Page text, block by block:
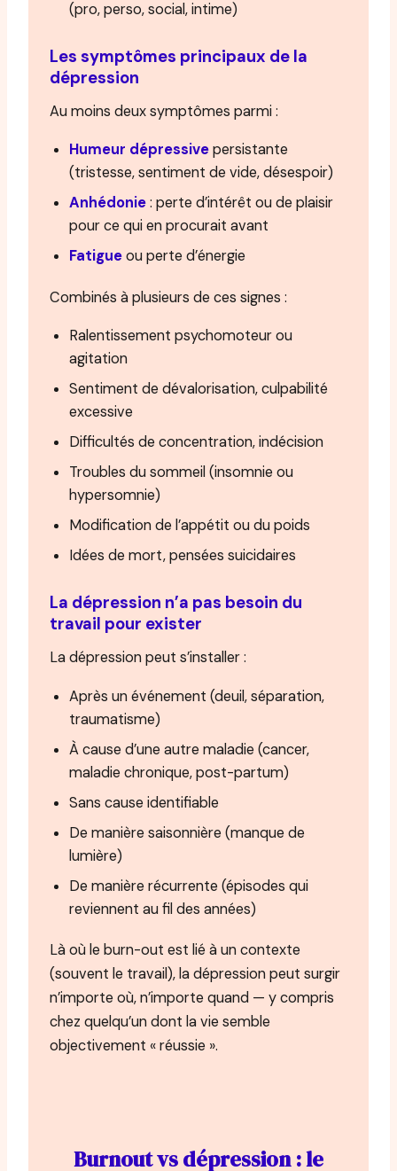
(pro, perso, social, intime)
Les symptômes principaux de la
dépression
Au moins deux symptômes parmi :
Humeur dépressivepersistante
(tristesse, sentiment de vide, désespoir)
Anhédonie: perte d’intérêt ou de plaisir
pour ce qui en procurait avant
Fatigueou perte d’énergie
Combinés à plusieurs de ces signes :
Ralentissement psychomoteur ou
agitation
Sentiment de dévalorisation, culpabilité
excessive
Difficultés de concentration, indécision
Troubles du sommeil (insomnie ou
hypersomnie)
Modification de l’appétit ou du poids
Idées de mort, pensées suicidaires
La dépression n’a pas besoin du
travail pour exister
La dépression peut s’installer :
Après un événement (deuil, séparation,
traumatisme)
À cause d’une autre maladie (cancer,
maladie chronique, post-partum)
Sans cause identifiable
De manière saisonnière (manque de
lumière)
De manière récurrente (épisodes qui
reviennent au fil des années)
Là où le burn-out est lié à un contexte
(souvent le travail), la dépression peut surgir
n’importe où, n’importe quand — y compris
chez quelqu’un dont la vie semble
objectivement « réussie ».
Burnout vs dépression : le